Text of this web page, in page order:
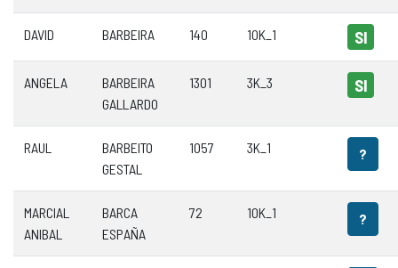
DAVID BARBEIRA 140 10K_1 SI
ANGELA
BARBEIRA
GALLARDO
1301 3K_3 SI
RAUL
BARBEITO
GESTAL
1057 3K_1 ?
MARCIAL
ANIBAL
BARCA
ESPAÑA
72 10K_1 ?